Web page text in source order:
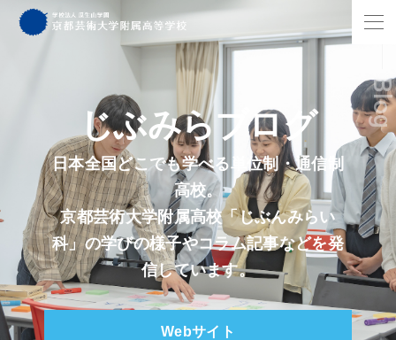
Blog
じぶみらブログ
日本全国どこでも学べる単位制・通信制
高校。
京都芸術大学附属高校「じぶんみらい
科」の学びの様子やコラム記事などを発
信しています。
Webサイト